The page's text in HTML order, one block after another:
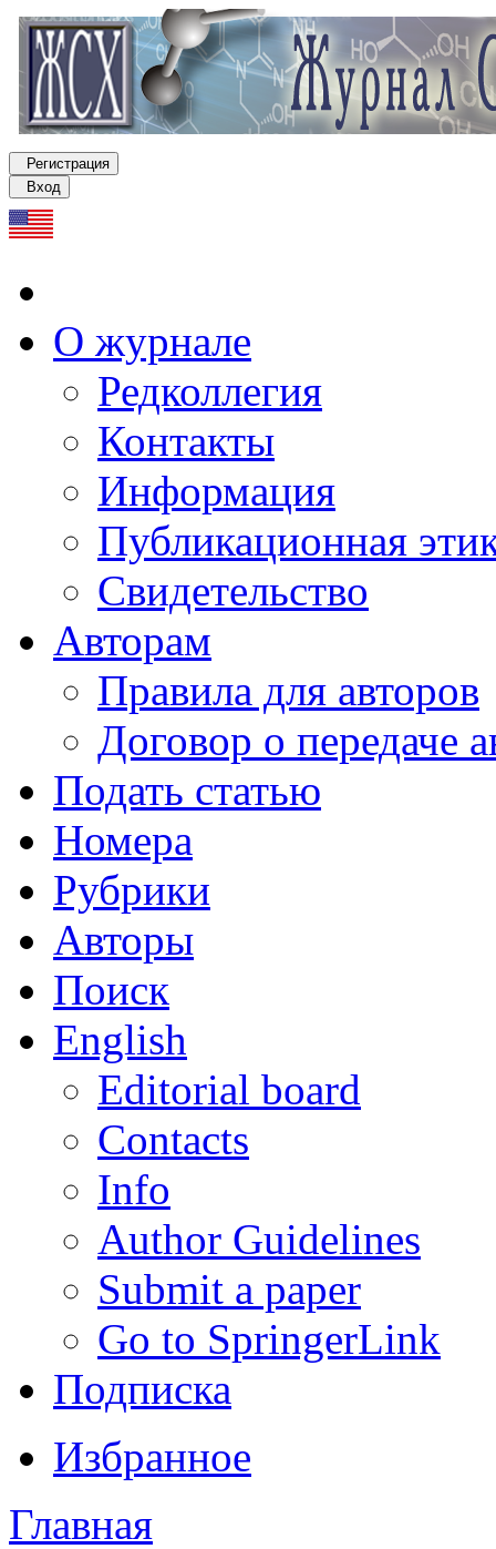
Регистрация
Вход
О журнале
Редколлегия
Контакты
Информация
Публикационная
Свидетельство
Авторам
Правила для авторов
Договор о передаче
Подать статью
Номера
Рубрики
Авторы
Поиск
English
Editorial board
Contacts
Info
Author Guidelines
Submit a paper
Go to SpringerLink
Подписка
Избранное
Главная